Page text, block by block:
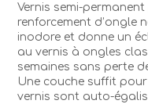
Kodi
CN40
7ml
Vernis semi-
renforcement d’ongle
inodore et donne un
au vernis à ongles
semaines sans perte
Une couche suffit
vernis sont auto-